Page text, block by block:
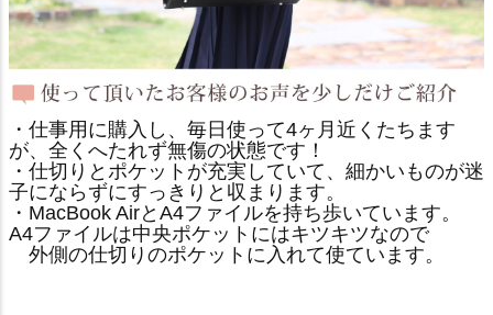
・仕事用に購入し、毎日使って4ヶ月近くたちます
が、全くへたれず無傷の状態です！
・仕切りとポケットが充実していて、細かいものが迷
子にならずにすっきりと収まります。
・MacBook AirとA4ファイルを持ち歩いています。
A4ファイルは中央ポケットにはキツキツなので
外側の仕切りのポケットに入れて使ています。